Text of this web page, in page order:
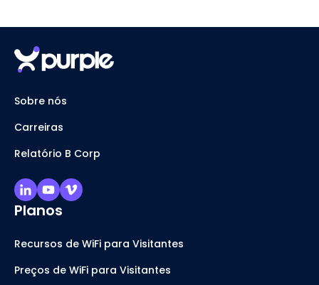
Sobre nós
Carreiras
Relatório B Corp
Planos
Recursos de WiFi para Visitantes
Preços de WiFi para Visitantes